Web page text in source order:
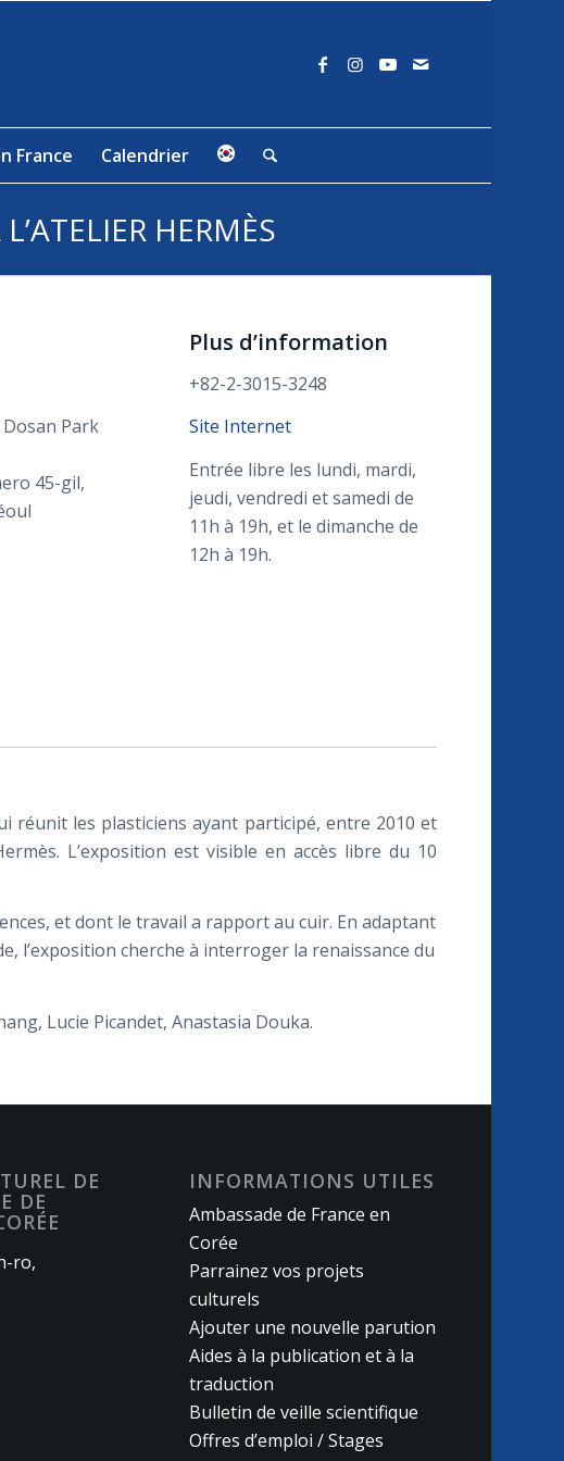
France Calendrier
HERMÈS
Park
45-gil,
Plus d’information
+82-2-3015-3248
Site Internet
Entrée libre les lundi, mardi,
jeudi, vendredi et samedi de
11h à 19h, et le dimanche de
12h à 19h.
réunit les plasticiens ayant participé, entre 2010 et
L’exposition est visible en accès libre du 10
et dont le travail a rapport au cuir. En adaptant
l’exposition cherche à interroger la renaissance du
Lucie Picandet, Anastasia Douka.
DE
DE
ro,
INFORMATIONS UTILES
Ambassade de France en
Corée
Parrainez vos projets
culturels
Ajouter une nouvelle parution
Aides à la publication et à la
traduction
Bulletin de veille scientifique
Offres d’emploi / Stages